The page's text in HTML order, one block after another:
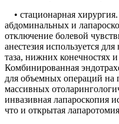
• стационарная
абдоминальных и
отключение болевой
анестезия используется
таза, нижних конечностях
Комбинированная
для объемных операций
массивных
инвазивная лапароскопия
что и открытая